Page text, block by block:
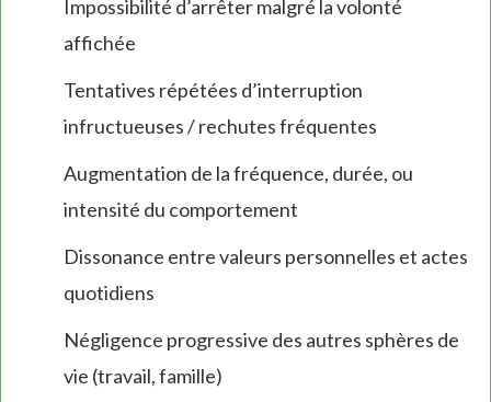
Impossibilité d’arrêter malgré la volonté
affichée
Tentatives répétées d’interruption
infructueuses / rechutes fréquentes
Augmentation de la fréquence, durée, ou
intensité du comportement
Dissonance entre valeurs personnelles et actes
quotidiens
Négligence progressive des autres sphères de
vie (travail, famille)